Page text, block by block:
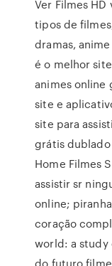
Ver Filmes
tipos de
dramas,
é o melhor
animes online
site e
site para
grátis
Home Filmes
assistir sr
online;
coração
world: a study
do futuro